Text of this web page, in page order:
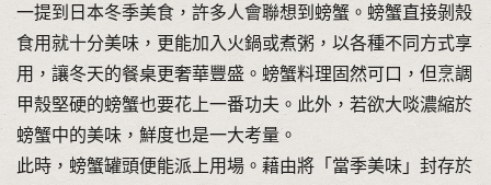
一提到日本冬季美食，許多人會聯想到螃蟹。螃蟹直接剝殼
食用就十分美味，更能加入火鍋或煮粥，以各種不同方式享
用，讓冬天的餐桌更奢華豐盛。螃蟹料理固然可口，但烹調
甲殼堅硬的螃蟹也要花上一番功夫。此外，若欲大啖濃縮於
螃蟹中的美味，鮮度也是一大考量。
此時，螃蟹罐頭便能派上用場。藉由將「當季美味」封存於